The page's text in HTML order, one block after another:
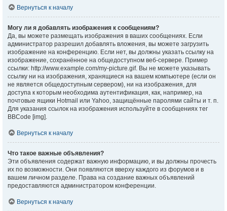
Вернуться к началу
Могу ли я добавлять изображения к сообщениям?
Да, вы можете размещать изображения в ваших сообщениях. Если
администратор разрешил добавлять вложения, вы можете загрузить
изображение на конференцию. Если нет, вы должны указать ссылку на
изображение, сохранённое на общедоступном веб-сервере. Пример
ссылки: http://www.example.com/my-picture.gif. Вы не можете указывать
ссылку ни на изображения, хранящиеся на вашем компьютере (если он
не является общедоступным сервером), ни на изображения, для
доступа к которым необходима аутентификация, как, например, на
почтовые ящики Hotmail или Yahoo, защищённые паролями сайты и т. п.
Для указания ссылок на изображения используйте в сообщениях тег
BBCode [img].
Вернуться к началу
Что такое важные объявления?
Эти объявления содержат важную информацию, и вы должны прочесть
их по возможности. Они появляются вверху каждого из форумов и в
вашем личном разделе. Права на создание важных объявлений
предоставляются администратором конференции.
Вернуться к началу